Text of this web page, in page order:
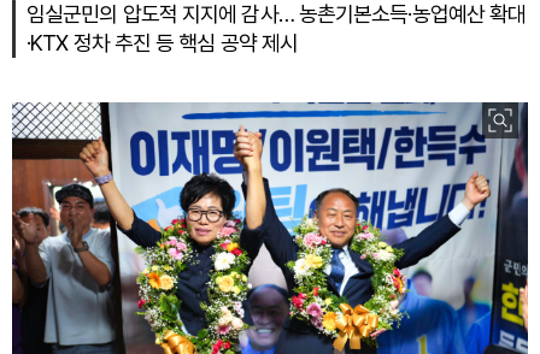
임실군민의 압도적 지지에 감사… 농촌기본소득·농업예산 확대
·KTX 정차 추진 등 핵심 공약 제시